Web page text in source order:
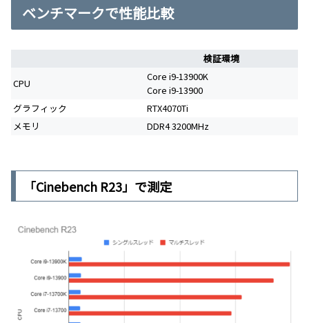
ベンチマークで性能比較
検証環境
CPU
Core i9-13900K
Core i9-13900
グラフィック
RTX4070Ti
メモリ
DDR4 3200MHz
「Cinebench R23」で測定